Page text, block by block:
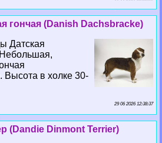
гончая (Danish Dachsbracke)
Датская
Небольшая,
Высота в холке 30-
29 06 2026 12:38:37
(Dandie Dinmont Terrier)